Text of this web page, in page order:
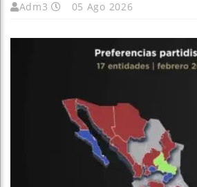
Adm3 05 Ago 2026